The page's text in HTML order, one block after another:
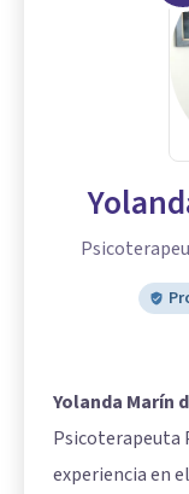
Yolanda Marín
Psicoterapeuta
experiencia en